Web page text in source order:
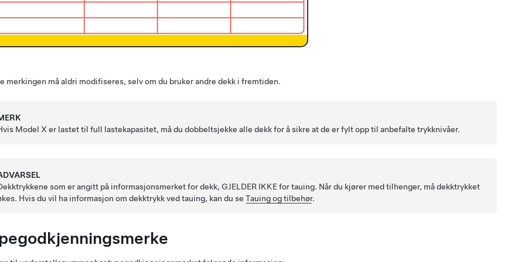
merkingen må aldri modifiseres, selv om du bruker andre dekk i fremtiden.
Model X er lastet til full lastekapasitet, må du dobbeltsjekke alle dekk for å sikre at de er fylt opp til anbefalte trykknivåer.
som er angitt på informasjonsmerket for dekk, GJELDER IKKE for tauing. Når du kjører med tilhenger, må dekktrykket
Hvis du vil ha informasjon om dekktrykk ved tauing, kan du seTauing og tilbehør.